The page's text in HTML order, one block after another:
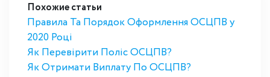
Похожие статьи
Правила Та Порядок Оформлення ОСЦПВ у
2020 Році
Як Перевірити Поліс ОСЦПВ?
Як Отримати Виплату По ОСЦПВ?